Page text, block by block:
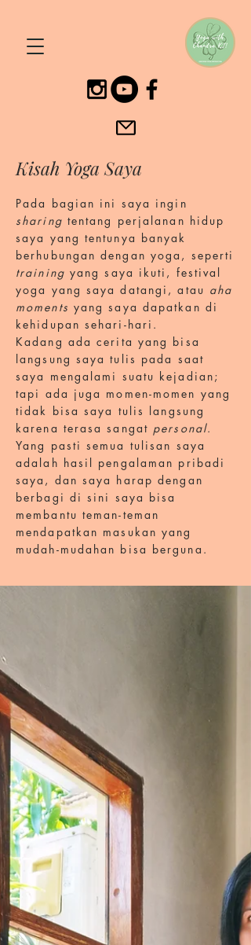
Kisah Yoga Saya
Pada bagian ini saya ingin
sharing tentang perjalanan hidup
saya yang tentunya banyak
berhubungan dengan yoga, seperti
training yang saya ikuti, festival
yoga yang saya datangi, atau aha
moments yang saya dapatkan di
kehidupan sehari-hari.
Kadang ada cerita yang bisa
langsung saya tulis pada saat
saya mengalami suatu kejadian;
tapi ada juga momen-momen yang
tidak bisa saya tulis langsung
karena terasa sangat personal.
Yang pasti semua tulisan saya
adalah hasil pengalaman pribadi
saya, dan saya harap dengan
berbagi di sini saya bisa
membantu teman-teman
mendapatkan masukan yang
mudah-mudahan bisa berguna.